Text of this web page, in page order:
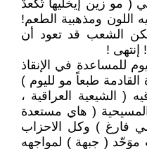
( مو زين إيخليها تُگعدْ
اللون ومذهبية الطعم!
الشعب قد تعود أن
إنتهى !
للمساعدة في الإنقاذ
طبعاً مو لليوم )
( الشيعية العراقية ،
المسيحية ( هاي مستعدة
) وكل الاحزاب
موَحّد ( جبهة ) لمواجهه